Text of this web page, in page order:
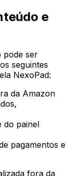
e
pode ser
seguintes
NexoPad:
da Amazon
do painel
pagamentos e
fora da